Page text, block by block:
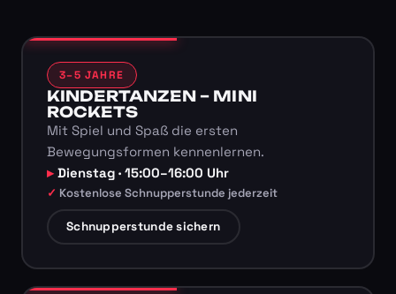
3–5 JAHRE
KINDERTANZEN – MINI
ROCKETS
Mit Spiel und Spaß die ersten
Bewegungsformen kennenlernen.
Dienstag · 15:00–16:00 Uhr
Kostenlose Schnupperstunde jederzeit
Schnupperstunde sichern